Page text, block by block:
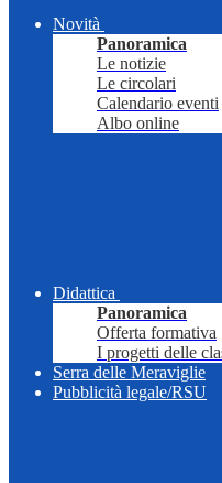
Novità
Panoramica
Le notizie
Le circolari
Calendario eventi
Albo online
Didattica
Panoramica
Offerta formativa
I progetti delle
Serra delle Meraviglie
Pubblicità legale/RSU